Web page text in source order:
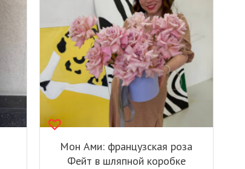
Мон Ами: французская роза
Фейт в шляпной коробке